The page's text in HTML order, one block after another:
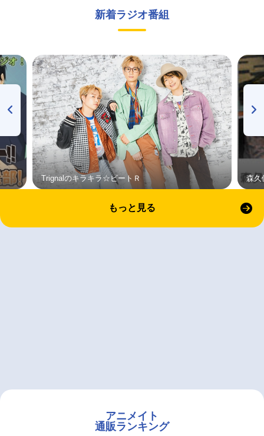
新着ラジオ番組
Trignalのキラキラ☆ビートＲ 森久
もっと見る
アニメイト
通販ランキング